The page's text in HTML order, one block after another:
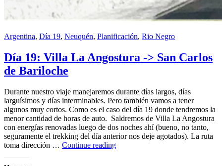
Argentina, Día 19, Neuquén, Planificación, Rio Negro
Día 19: Villa La Angostura -> San Carlos
de Bariloche
Durante nuestro viaje manejaremos durante días largos, días
larguísimos y días interminables. Pero también vamos a tener
algunos muy cortos. Como es el caso del día 19 donde tendremos la
menor cantidad de horas de auto. Saldremos de Villa La Angostura
con energías renovadas luego de dos noches ahí (bueno, no tanto,
seguramente el trekking del día anterior nos deje agotados). La ruta
toma dirección … Continue readingDía